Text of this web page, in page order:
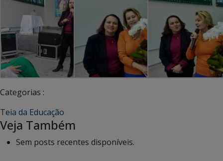
Categorias :
Teia da Educação
Veja Também
Sem posts recentes disponíveis.